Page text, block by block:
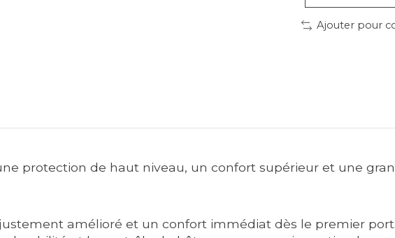
Ajouter pour
protection de haut niveau, un confort supérieur et une
amélioré et un confort immédiat dès le premier port.